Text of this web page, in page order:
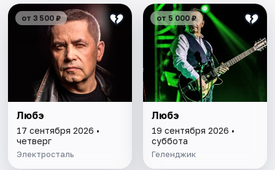
от 3 500 ₽
Любэ
17 сентября 2026 •
четверг
Электросталь
от 5 000 ₽
Любэ
19 сентября 2026 •
суббота
Геленджик